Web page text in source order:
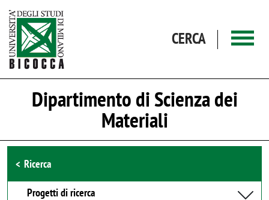
CERCA
Dipartimento di Scienza dei
Materiali
Browse the section
Ricerca
Progetti di ricerca